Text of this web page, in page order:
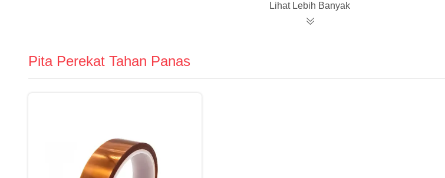
Lihat Lebih Banyak
Pita Perekat Tahan Panas